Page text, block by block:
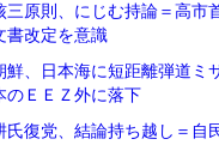
三原則、にじむ持論＝高市
書改定を意識
鮮、日本海に短距離弾道ミ
のＥＥＺ外に落下
氏復党、結論持ち越し＝自